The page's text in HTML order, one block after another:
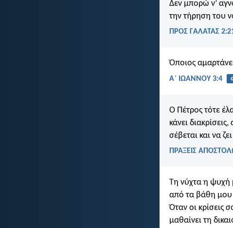
Δεν μπορώ ν’
την τήρηση του
ΠΡΟΣ ΓΑΛΑΤΑΣ
Όποιος
Α΄ ΙΩΑΝΝΟΥ 3:4
Ο Πέτρος τότε
κάνει
σέβεται και να
ΠΡΑΞΕΙΣ
Τη νύχτα η ψυχή
από τα βάθη μου
Όταν οι κρίσεις
μαθαίνει τη